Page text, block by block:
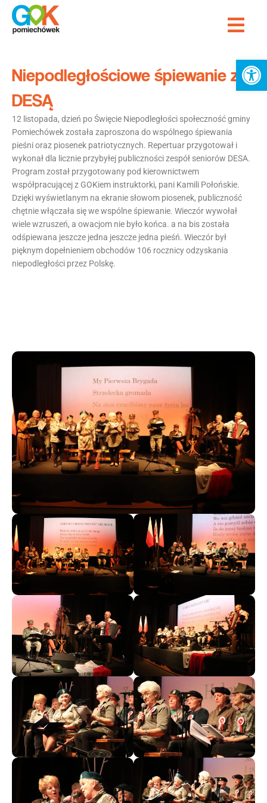
Przejdź
treści
Niepodległościowe śpiewanie z
DESĄ
12 listopada, dzień po Święcie Niepodległości społeczność gminy
Pomiechówek została zaproszona do wspólnego śpiewania
pieśni oraz piosenek patriotycznych. Repertuar przygotował i
wykonał dla licznie przybyłej publiczności zespół seniorów DESA.
Program został przygotowany pod kierownictwem
współpracującej z GOKiem instruktorki, pani Kamili Połońskie.
Dzięki wyświetlanym na ekranie słowom piosenek, publiczność
chętnie włączała się we wspólne śpiewanie. Wieczór wywołał
wiele wzruszeń, a owacjom nie było końca. a na bis została
odśpiewana jeszcze jedna jeszcze jedna pieśń. Wieczór był
pięknym dopełnieniem obchodów 106 rocznicy odzyskania
niepodległości przez Polskę.